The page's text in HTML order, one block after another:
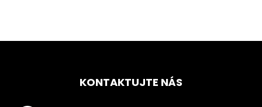
KONTAKTUJTE NÁS